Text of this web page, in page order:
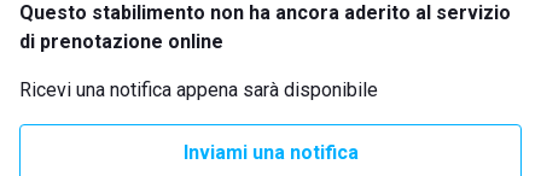
Questo stabilimento non ha ancora aderito al servizio
di prenotazione online
Ricevi una notifica appena sarà disponibile
Inviami una notifica